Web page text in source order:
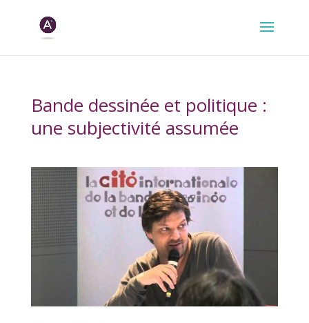
Bande dessinée et politique :
une subjectivité assumée